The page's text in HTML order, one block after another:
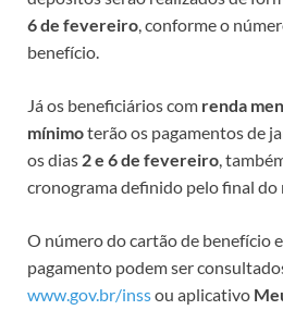
6 de fevereiro, conforme o
benefício.
Já os beneficiários com renda
mínimoterão os pagamentos de
os dias 2 e 6 de fevereiro,
cronograma definido pelo final do
O número do cartão de benefício
pagamento podem ser
www.gov.br/inssou aplicativo